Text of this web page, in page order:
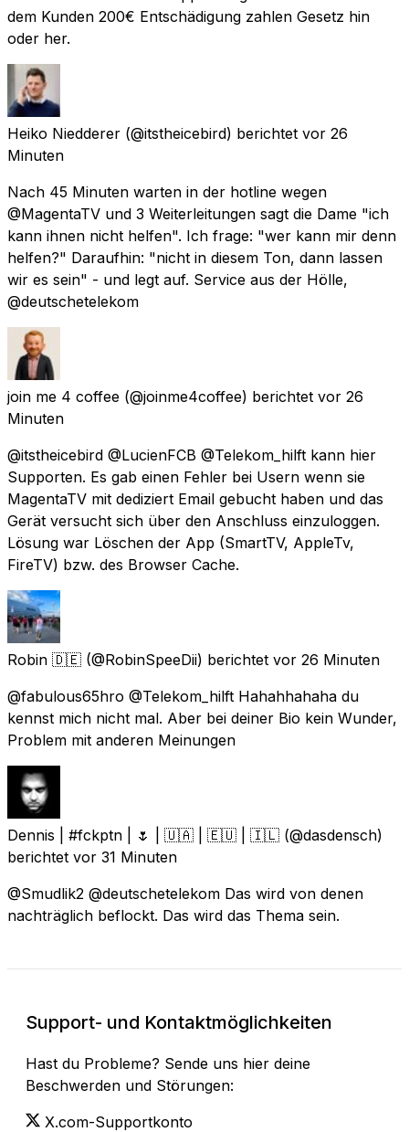
dem Kunden 200€ Entschädigung zahlen Gesetz hin
oder her.
Heiko Niedderer (@itstheicebird) berichtet vor 26
Minuten
Nach 45 Minuten warten in der hotline wegen
@MagentaTV und 3 Weiterleitungen sagt die Dame "ich
kann ihnen nicht helfen". Ich frage: "wer kann mir denn
helfen?" Daraufhin: "nicht in diesem Ton, dann lassen
wir es sein" - und legt auf. Service aus der Hölle,
@deutschetelekom
join me 4 coffee (@joinme4coffee) berichtet vor 26
Minuten
@itstheicebird @LucienFCB @Telekom_hilft kann hier
Supporten. Es gab einen Fehler bei Usern wenn sie
MagentaTV mit dediziert Email gebucht haben und das
Gerät versucht sich über den Anschluss einzuloggen.
Lösung war Löschen der App (SmartTV, AppleTv,
FireTV) bzw. des Browser Cache.
Robin 🇩🇪 (@RobinSpeeDii) berichtet vor 26 Minuten
@fabulous65hro @Telekom_hilft Hahahhahaha du
kennst mich nicht mal. Aber bei deiner Bio kein Wunder,
Problem mit anderen Meinungen
Dennis | #fckptn | 🌷 | 🇺🇦 | 🇪🇺 | 🇮🇱 (@dasdensch)
berichtet vor 31 Minuten
@Smudlik2 @deutschetelekom Das wird von denen
nachträglich beflockt. Das wird das Thema sein.
Support- und Kontaktmöglichkeiten
Hast du Probleme? Sende uns hier deine
Beschwerden und Störungen:
X.com-Supportkonto